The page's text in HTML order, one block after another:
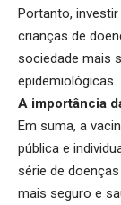
Portanto,
crianças de
sociedade mais
epidemiológicas.
A importância
Em suma, a
pública e
série de
mais seguro e